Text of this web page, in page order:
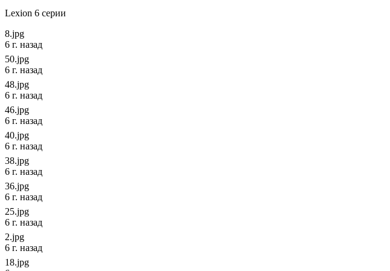
Lexion 6 серии
8.jpg
6 г. назад
50.jpg
6 г. назад
48.jpg
6 г. назад
46.jpg
6 г. назад
40.jpg
6 г. назад
38.jpg
6 г. назад
36.jpg
6 г. назад
25.jpg
6 г. назад
2.jpg
6 г. назад
18.jpg